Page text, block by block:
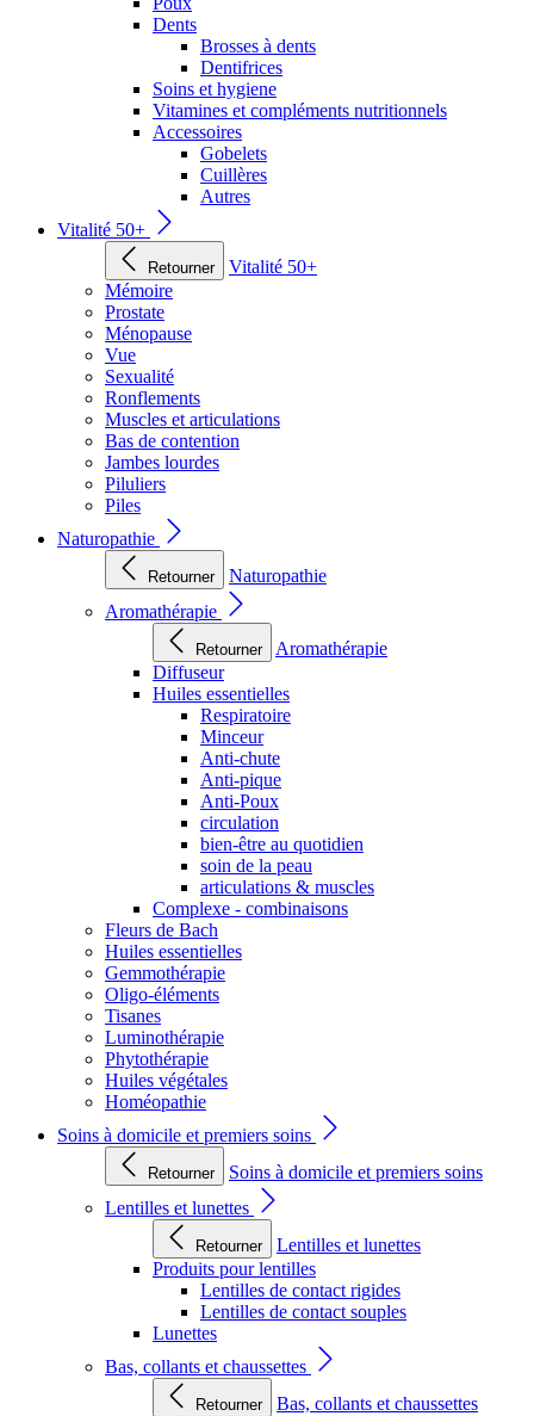
Dents
Brosses à dents
Dentifrices
Soins et hygiene
Vitamines et compléments nutritionnels
Accessoires
Gobelets
Cuillères
Autres
Vitalité 50+
Retourner
Vitalité 50+
Mémoire
Prostate
Ménopause
Vue
Sexualité
Ronflements
Muscles et articulations
Bas de contention
Jambes lourdes
Piluliers
Piles
Naturopathie
Retourner
Naturopathie
Aromathérapie
Retourner
Aromathérapie
Diffuseur
Huiles essentielles
Respiratoire
Minceur
Anti-chute
Anti-pique
Anti-Poux
circulation
bien-être au quotidien
soin de la peau
articulations & muscles
Complexe - combinaisons
Fleurs de Bach
Huiles essentielles
Gemmothérapie
Oligo-éléments
Tisanes
Luminothérapie
Phytothérapie
Huiles végétales
Homéopathie
Soins à domicile et premiers soins
Retourner
Soins à domicile et premiers soins
Lentilles et lunettes
Retourner
Lentilles et lunettes
Produits pour lentilles
Lentilles de contact rigides
Lentilles de contact souples
Lunettes
Bas, collants et chaussettes
Retourner
Bas, collants et chaussettes